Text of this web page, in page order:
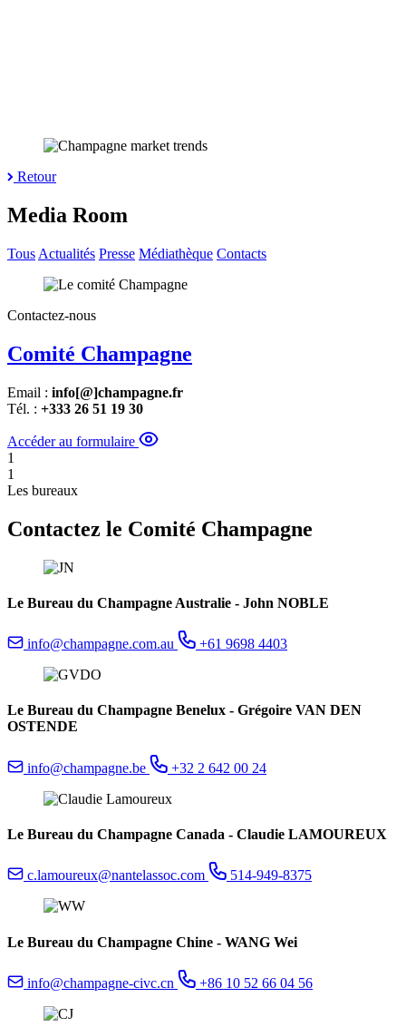
Retour
Media Room
Tous Actualités Presse Médiathèque Contacts
Contactez-nous
Comité Champagne
Email : info[@]champagne.fr
Tél. : +333 26 51 19 30
Accéder au formulaire
1
1
Les bureaux
Contactez le Comité Champagne
Le Bureau du Champagne Australie - John NOBLE
info@champagne.com.au +61 9698 4403
Le Bureau du Champagne Benelux - Grégoire VAN DEN
OSTENDE
info@champagne.be +32 2 642 00 24
Le Bureau du Champagne Canada - Claudie LAMOUREUX
c.lamoureux@nantelassoc.com 514-949-8375
Le Bureau du Champagne Chine - WANG Wei
info@champagne-civc.cn +86 10 52 66 04 56